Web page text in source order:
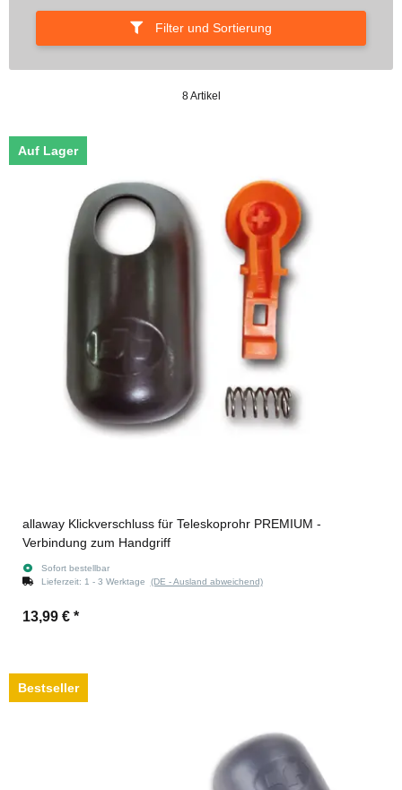
Filter und Sortierung
8 Artikel
Auf Lager
allaway Klickverschluss für Teleskoprohr PREMIUM -
Verbindung zum Handgriff
Sofort bestellbar
Lieferzeit: 1 - 3 Werktage (DE - Ausland abweichend)
13,99 € *
Bestseller